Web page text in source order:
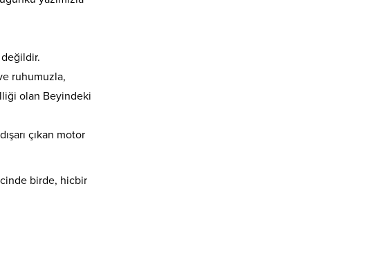
ruhumuzla,
olan Beyindeki
çıkan motor
birde, hicbir